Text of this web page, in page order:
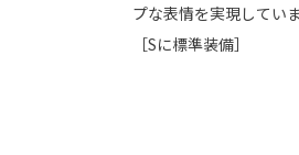
プな表情を実現していま
［Sに標準装備］